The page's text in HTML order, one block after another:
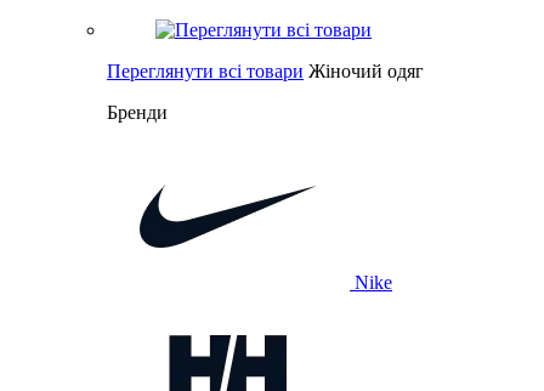
Переглянути всі товари Жіночий одяг
Бренди
Nike